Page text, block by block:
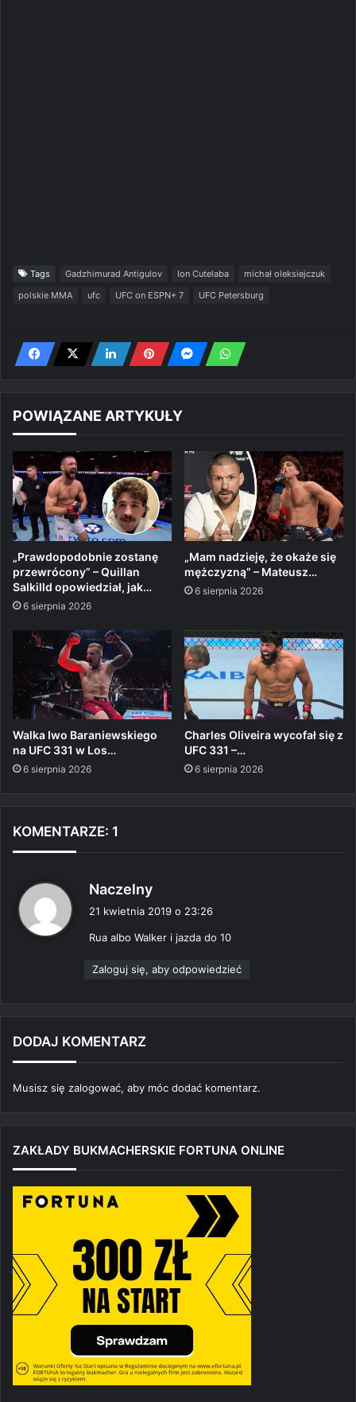
Tags Gadzhimurad Antigulov Ion Cutelaba
michał oleksiejczuk
polskie MMA
ufc UFC on ESPN+ 7 UFC Petersburg
POWIĄZANE ARTYKUŁY
„Prawdopodobnie zostanę
przewrócony” – Quillan
Salkilld opowiedział, jak…
6 sierpnia 2026
„Mam nadzieję, że okaże się
mężczyzną” – Mateusz…
6 sierpnia 2026
Walka Iwo Baraniewskiego
na UFC 331 w Los…
6 sierpnia 2026
Charles Oliveira wycofał się z
UFC 331 –…
6 sierpnia 2026
KOMENTARZE: 1
Naczelny
z
:
21 kwietnia 2019 o 23:26
Rua albo Walker i jazda do 10
Zaloguj się, aby odpowiedzieć
DODAJ KOMENTARZ
Musisz się zalogować, aby móc dodać komentarz.
ZAKŁADY BUKMACHERSKIE FORTUNA ONLINE